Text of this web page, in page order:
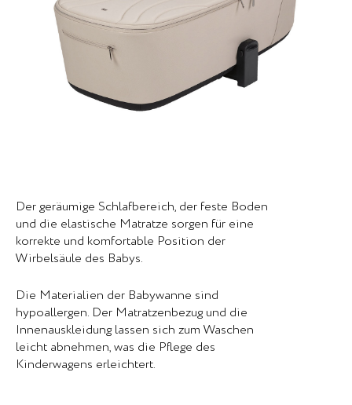
Der geräumige Schlafbereich, der feste Boden
und die elastische Matratze sorgen für eine
korrekte und komfortable Position der
Wirbelsäule des Babys.
Die Materialien der Babywanne sind
hypoallergen. Der Matratzenbezug und die
Innenauskleidung lassen sich zum Waschen
leicht abnehmen, was die Pflege des
Kinderwagens erleichtert.